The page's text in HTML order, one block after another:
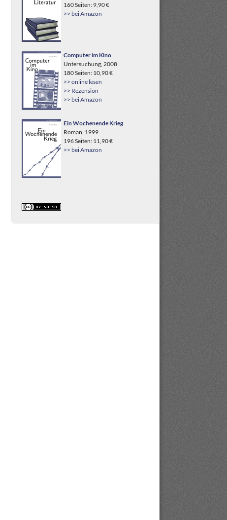
160 Seiten: 9,90 €
>> bei Amazon
Computer im Kino
Untersuchung, 2008
180 Seiten: 10,90 €
>> online lesen
>> Rezension
>> bei Amazon
Ein Wochenende Krieg
Roman, 1999
196 Seiten: 11,90 €
>> bei Amazon